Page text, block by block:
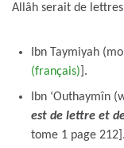
Allâh serait de
Ibn Taymiyah
(français) ].
Ibn ‘Outhaymîn
est de lettre et
tome 1 page 212].